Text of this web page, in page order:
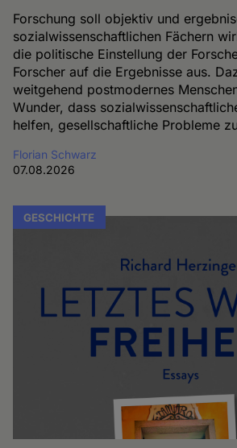
Forschung soll objektiv und
sozialwissenschaftlichen Fächern
die politische Einstellung der
Forscher auf die Ergebnisse aus.
weitgehend postmodernes
Wunder, dass
helfen, gesellschaftliche Probleme
Florian Schwarz
07.08.2026
GESCHICHTE